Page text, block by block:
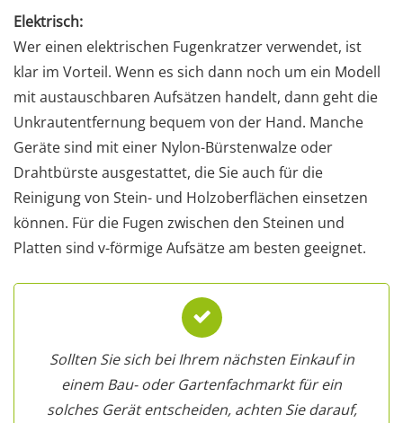
Elektrisch:
Wer einen elektrischen Fugenkratzer verwendet, ist
klar im Vorteil. Wenn es sich dann noch um ein Modell
mit austauschbaren Aufsätzen handelt, dann geht die
Unkrautentfernung bequem von der Hand. Manche
Geräte sind mit einer Nylon-Bürstenwalze oder
Drahtbürste ausgestattet, die Sie auch für die
Reinigung von Stein- und Holzoberflächen einsetzen
können. Für die Fugen zwischen den Steinen und
Platten sind v-förmige Aufsätze am besten geeignet.
Sollten Sie sich bei Ihrem nächsten Einkauf in
einem Bau- oder Gartenfachmarkt für ein
solches Gerät entscheiden, achten Sie darauf,